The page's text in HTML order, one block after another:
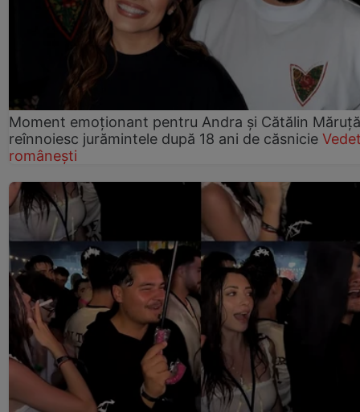
Moment emoționant pentru Andra și Cătălin
reînnoiesc jurămintele după 18 ani de căsnicie
românești